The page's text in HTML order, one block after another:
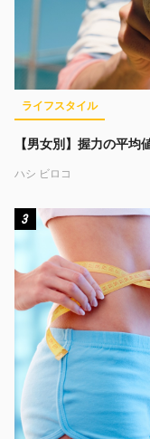
ライフスタイル
【男女別】握力の平
ハシ ビロコ
3